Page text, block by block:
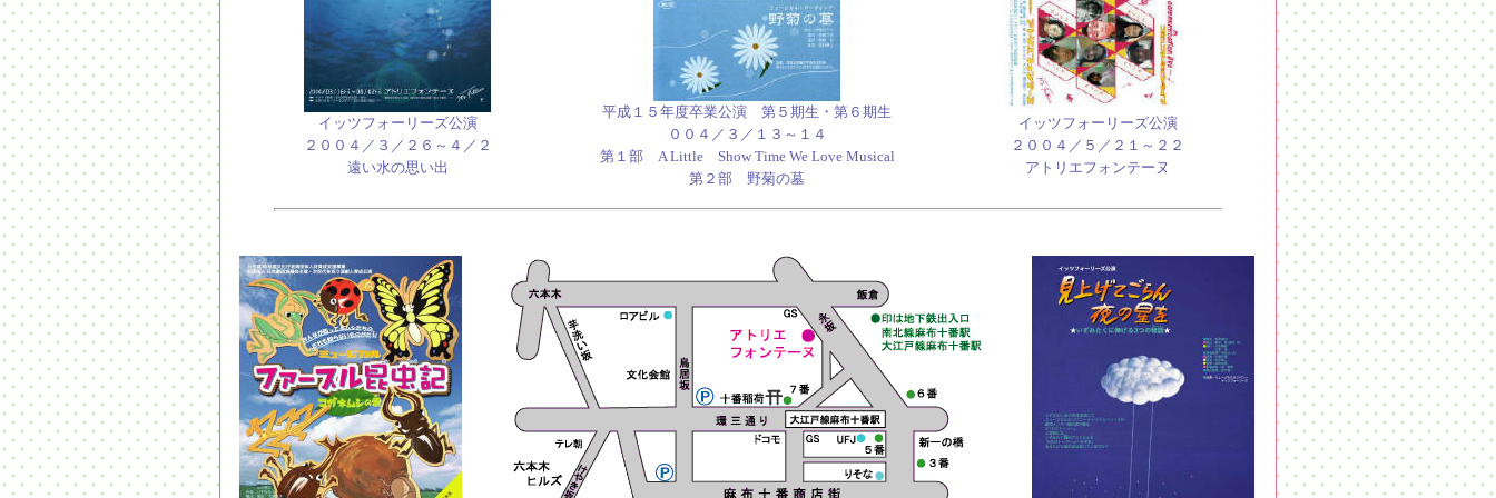
イッツフォーリーズ公演
２００４／３／２６～４／２
遠い水の思い出
平成１５年度卒業公演 第５期生・第６期生
００４／３／１３～１４
第１部 A Little Show Time We Love Musical
第２部 野菊の墓
イッツフォーリーズ公演
２００４／５／２１～２２
アトリエフォンテーヌ